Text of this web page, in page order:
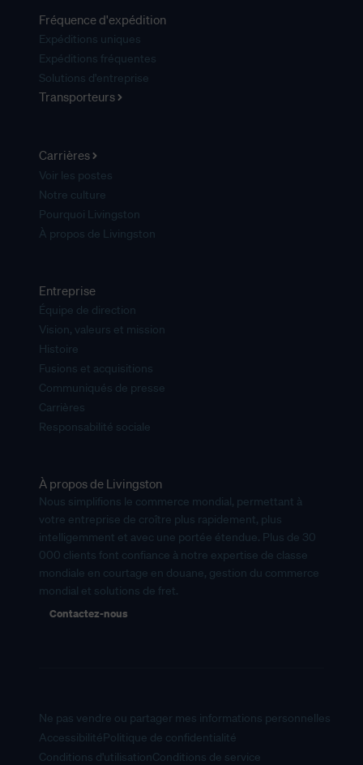
Fréquence d'expédition
Expéditions uniques
Expéditions fréquentes
Solutions d'entreprise
Transporteurs
Carrières
Voir les postes
Notre culture
Pourquoi Livingston
À propos de Livingston
Entreprise
Équipe de direction
Vision, valeurs et mission
Histoire
Fusions et acquisitions
Communiqués de presse
Carrières
Responsabilité sociale
À propos de Livingston
Nous simplifions le commerce mondial, permettant à
votre entreprise de croître plus rapidement, plus
intelligemment et avec une portée étendue. Plus de 30
000 clients font confiance à notre expertise de classe
mondiale en courtage en douane, gestion du commerce
mondial et solutions de fret.
Contactez-nous
Ne pas vendre ou partager mes informations personnelles
AccessibilitéPolitique de confidentialité
Conditions d'utilisationConditions de service